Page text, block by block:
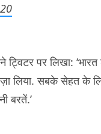
ट्विटर पर लिखा:
लिया. सबके सेहत के
बरतें.’